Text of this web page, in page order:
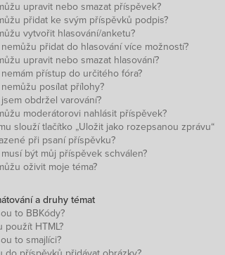
upravit nebo smazat příspěvek?
přidat ke svým příspěvků podpis?
vytvořit hlasování/anketu?
nemůžu přidat do hlasování více možností?
upravit nebo smazat hlasování?
nemám přístup do určitého fóra?
posílat přílohy?
obdržel varování?
moderátorovi nahlásit příspěvek?
slouží tlačítko „Uložit jako rozepsanou zprávu“
při psaní příspěvku?
být můj příspěvek schválen?
oživit moje téma?
a druhy témat
to BBKódy?
použít HTML?
to smajlíci?